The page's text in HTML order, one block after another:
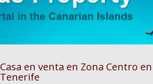
Casa en venta en Zona Centro
Tenerife